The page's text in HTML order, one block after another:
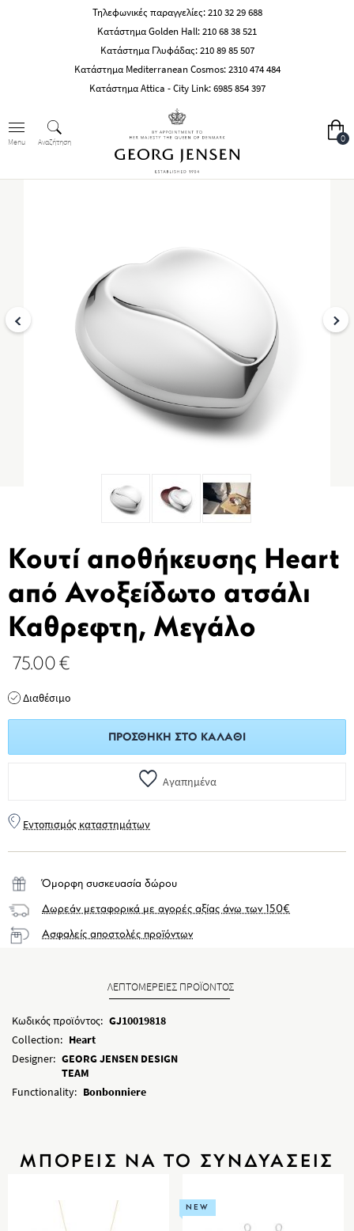
Τηλεφωνικές παραγγελίες:210 32 29 688
Κατάστημα Golden Hall:210 68 38 521
Κατάστημα Γλυφάδας:210 89 85 507
Κατάστημα Mediterranean Cosmos:2310 474 484
Κατάστημα Attica - City Link:6985 854 397
Menu Αναζήτηση 0
Κουτί αποθήκευσης Heart
από Ανοξείδωτο ατσάλι
Καθρεφτη, Μεγάλο
75.00 €
Διαθέσιμο
ΠΡΟΣΘΉΚΗ ΣΤΟ ΚΑΛΆΘΙ
Αγαπημένα
Εντοπισμός καταστημάτων
Όμορφη συσκευασία δώρου
Δωρεάν μεταφορικά με αγορές αξίας άνω των 150€
Ασφαλείς αποστολές προϊόντων
ΛΕΠΤΟΜΕΡΕΙΕΣ ΠΡΟΪΟΝΤΟΣ
Κωδικός προϊόντος: GJ10019818
Collection: Heart
Designer: GEORG JENSEN DESIGN
TEAM
Functionality: Bonbonniere
ΜΠΟΡΕΙΣ ΝΑ ΤΟ ΣΥΝΔΥΑΣΕΙΣ
NEW